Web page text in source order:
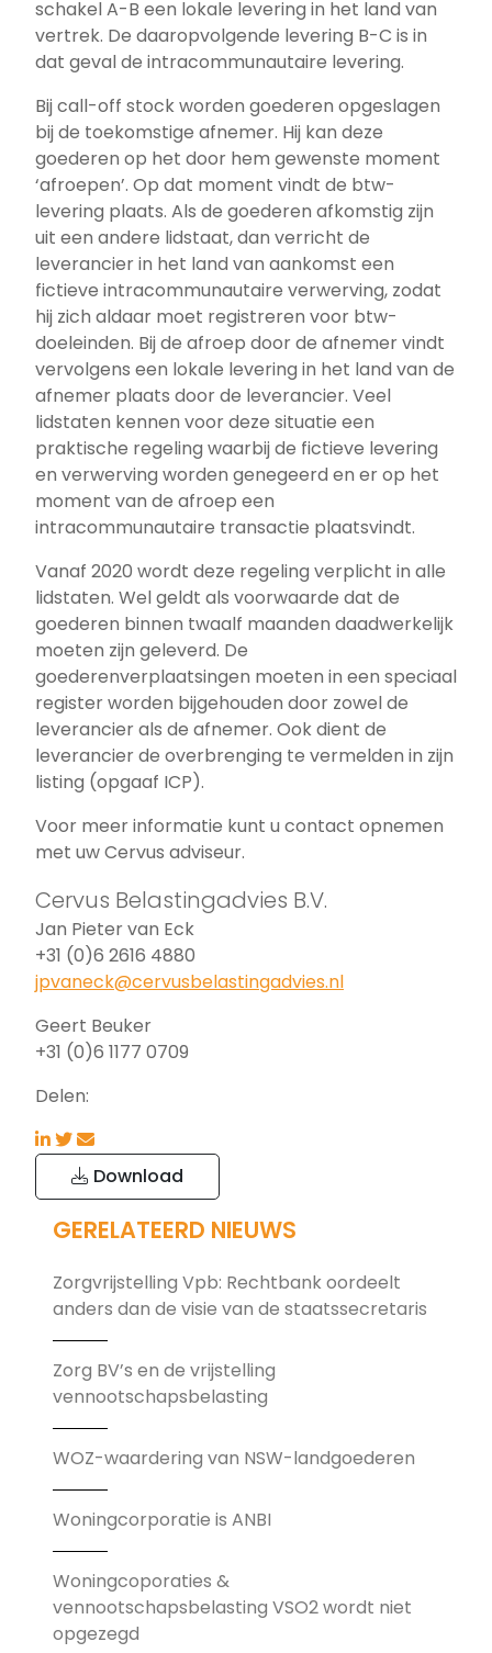
schakel A-B een lokale levering in het land van
vertrek. De daaropvolgende levering B-C is in
dat geval de intracommunautaire levering.
Bij call-off stock worden goederen opgeslagen
bij de toekomstige afnemer. Hij kan deze
goederen op het door hem gewenste moment
‘afroepen’. Op dat moment vindt de btw-
levering plaats. Als de goederen afkomstig zijn
uit een andere lidstaat, dan verricht de
leverancier in het land van aankomst een
fictieve intracommunautaire verwerving, zodat
hij zich aldaar moet registreren voor btw-
doeleinden. Bij de afroep door de afnemer vindt
vervolgens een lokale levering in het land van de
afnemer plaats door de leverancier. Veel
lidstaten kennen voor deze situatie een
praktische regeling waarbij de fictieve levering
en verwerving worden genegeerd en er op het
moment van de afroep een
intracommunautaire transactie plaatsvindt.
Vanaf 2020 wordt deze regeling verplicht in alle
lidstaten. Wel geldt als voorwaarde dat de
goederen binnen twaalf maanden daadwerkelijk
moeten zijn geleverd. De
goederenverplaatsingen moeten in een speciaal
register worden bijgehouden door zowel de
leverancier als de afnemer. Ook dient de
leverancier de overbrenging te vermelden in zijn
listing (opgaaf ICP).
Voor meer informatie kunt u contact opnemen
met uw Cervus adviseur.
Cervus Belastingadvies B.V.
Jan Pieter van Eck
+31 (0)6 2616 4880
jpvaneck@cervusbelastingadvies.nl
Geert Beuker
+31 (0)6 1177 0709
Delen:
Download
GERELATEERD NIEUWS
Zorgvrijstelling Vpb: Rechtbank oordeelt
anders dan de visie van de staatssecretaris
Zorg BV’s en de vrijstelling
vennootschapsbelasting
WOZ-waardering van NSW-landgoederen
Woningcorporatie is ANBI
Woningcoporaties &
vennootschapsbelasting VSO2 wordt niet
opgezegd